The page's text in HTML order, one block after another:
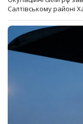
Салтівському районі